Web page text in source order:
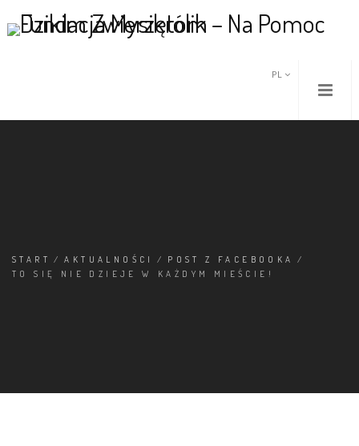
PL
START / AKTUALNOŚCI / POST Z FACEBOOKA
/
TO SIĘ NIE DZIEJE W KAŻDYM MIEŚCIE!